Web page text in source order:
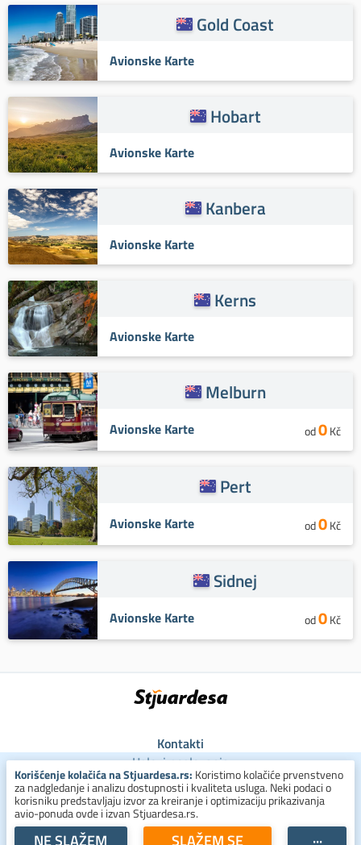
Gold Coast
Avionske Karte
Hobart
Avionske Karte
Kanbera
Avionske Karte
Kerns
Avionske Karte
Melburn
Avionske Karte od0Kč
Pert
Avionske Karte od0Kč
Sidnej
Avionske Karte od0Kč
Kontakti
Uslovi poslovanja
Uslovi za kolačiće
Zaštita ličnih podataka
+381 800 300 137
Korišćenje kolačića na Stjuardesa.rs: Koristimo kolačiće prvenstveno
za nadgledanje i analizu dostupnosti i kvaliteta usluga. Neki podaci o
korisniku predstavljaju izvor za kreiranje i optimizaciju prikazivanja
avio-ponuda ovde i izvan Stjuardesa.rs.
NE SLAŽEM SLAŽEM SE ···